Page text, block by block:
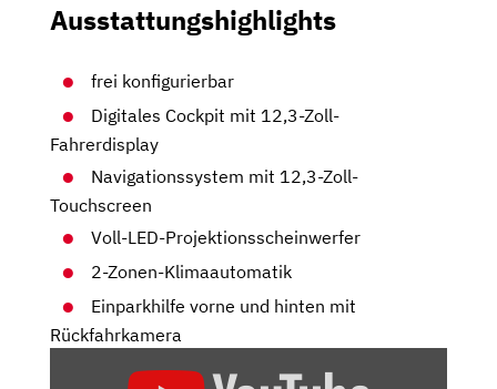
Ausstattungshighlights
frei konfigurierbar
Digitales Cockpit mit 12,3-Zoll-
Fahrerdisplay
Navigationssystem mit 12,3-Zoll-
Touchscreen
Voll-LED-Projektionsscheinwerfer
2-Zonen-Klimaautomatik
Einparkhilfe vorne und hinten mit
Rückfahrkamera